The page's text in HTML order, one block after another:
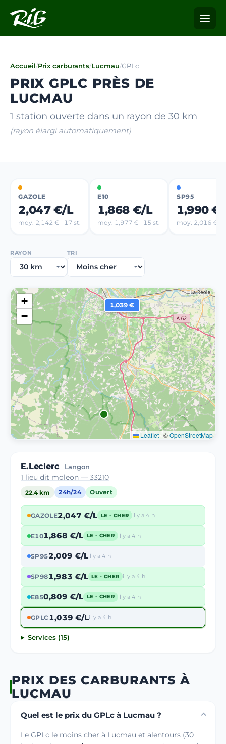
Accueil/Prix carburants/Lucmau/GPLc
PRIX GPLC PRÈS DE
LUCMAU
1 station ouverte dans un rayon de 30 km
(rayon élargi automatiquement)
GAZOLE
2,047 €/L
moy. 2,142 € · 17 st.
E10
1,868 €/L
moy. 1,977 € · 15 st.
SP95
1,990
moy. 2,016 € ·
RAYON TRI
1,039 €
+
−
Leaflet | ©OpenStreetMap
E.Leclerc Langon
1 lieu dit moleon — 33210
22.4 km 24h/24 Ouvert
GAZOLE2,047 €/L LE - CHER il y a 4 h
E101,868 €/L LE - CHER il y a 4 h
SP952,009 €/Lil y a 4 h
SP981,983 €/L LE - CHER il y a 4 h
E850,809 €/L LE - CHER il y a 4 h
GPLC1,039 €/Lil y a 4 h
Services (15)
PRIX DES CARBURANTS À
LUCMAU
Quel est le prix du GPLc à Lucmau ?
Le GPLc le moins cher à Lucmau et alentours (30